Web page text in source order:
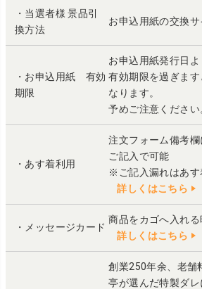
・当選者様 景品引
換方法
お申込用紙の交換
・お申込用紙 有効
期限
お申込用紙発行日よ
有効期限を過ぎます
なります。
予めご注意ください
・あす着利用
注文フォーム備考
ご記入で可能
※ご記入漏れはあ
詳しくはこちら
・メッセージカード
商品をカゴへ入れ
詳しくはこちら
創業250年余、老舗
亭が選んだ特製ダ